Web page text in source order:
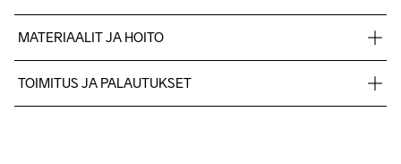
MATERIAALIT JA HOITO
Face
TOIMITUS JA PALAUTUKSET